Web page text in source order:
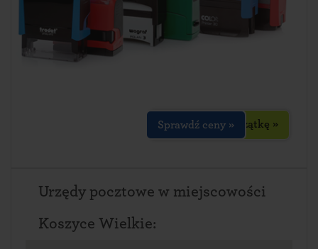
Zaprojektuj pieczątkę »
Sprawdź ceny »
Urzędy pocztowe w miejscowości
Koszyce Wielkie: